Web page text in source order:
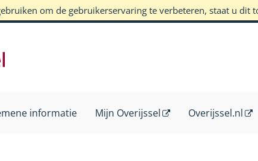
om de gebruikerservaring te verbeteren, staat u dit
informatie Mijn Overijssel Overijssel.nl